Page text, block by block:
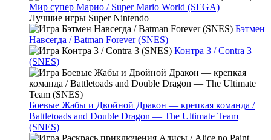
Мир супер Марио / Super Mario World (SEGA)
Лучшие игры Super Nintendo
Бэтмен
Навсегда / Batman Forever (SNES)
Контра 3 / Contra 3
(SNES)
Боевые Жабы и Двойной Дракон — крепкая команда /
Battletoads and Double Dragon — The Ultimate Team
(SNES)